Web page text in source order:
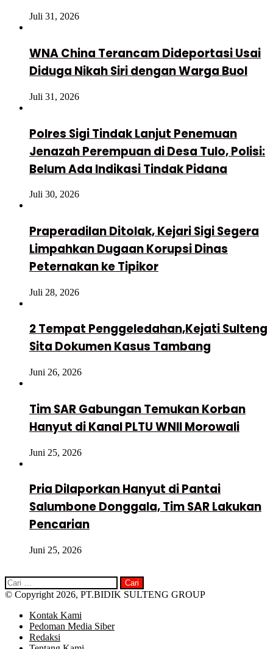
Juli 31, 2026
WNA China Terancam Dideportasi Usai
Diduga Nikah Siri dengan Warga Buol
Juli 31, 2026
Polres Sigi Tindak Lanjut Penemuan
Jenazah Perempuan di Desa Tulo, Polisi:
Belum Ada Indikasi Tindak Pidana
Juli 30, 2026
Praperadilan Ditolak, Kejari Sigi Segera
Limpahkan Dugaan Korupsi Dinas
Peternakan ke Tipikor
Juli 28, 2026
2 Tempat Penggeledahan,Kejati Sulteng
Sita Dokumen Kasus Tambang
Juni 26, 2026
Tim SAR Gabungan Temukan Korban
Hanyut di Kanal PLTU WNII Morowali
Juni 25, 2026
Pria Dilaporkan Hanyut di Pantai
Salumbone Donggala, Tim SAR Lakukan
Pencarian
Juni 25, 2026
Cari
untuk:
© Copyright 2026, PT.BIDIK SULTENG GROUP
Kontak Kami
Pedoman Media Siber
Redaksi